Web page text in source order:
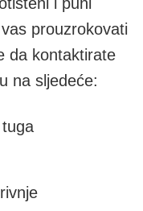
prouzrokovati
da kontaktirate
na sljedeće: